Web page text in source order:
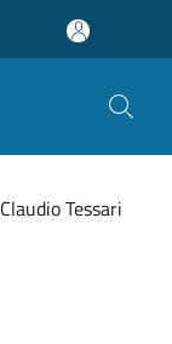
Claudio Tessari